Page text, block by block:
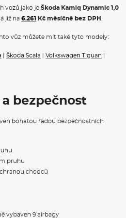
rychlosti
sedadel
osvětlení
Assist)
s Corner funkcí
centrálního zamykání
zrcátka
vozů jako je Škoda Kamiq Dynamic 1,0
již na 6.261 Kč měsíčně bez DPH
vůz můžete mít také tyto modely:
Škoda Scala Volkswagen Tiguan
bezpečnost
bohatou řadou bezpečnostních
pruhu
chodců
vybaven 9 airbagy